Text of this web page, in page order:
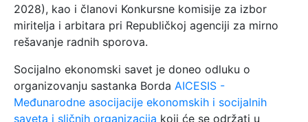
2028), kao i članovi Konkursne komisije za izbor
miritelja i arbitara pri Republičkoj agenciji za mirno
rešavanje radnih sporova.
Socijalno ekonomski savet je doneo odluku o
organizovanju sastanka Borda AICESIS -
Međunarodne asocijacije ekonomskih i socijalnih
saveta i sličnih organizacija koji će se održati u